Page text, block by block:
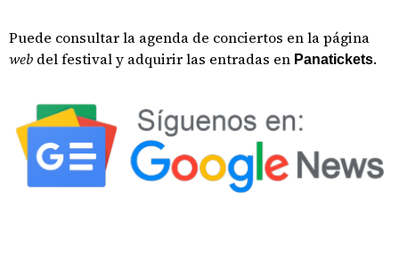
Puede consultar la agenda de conciertos en la página
web del festival y adquirir las entradas en Panatickets.